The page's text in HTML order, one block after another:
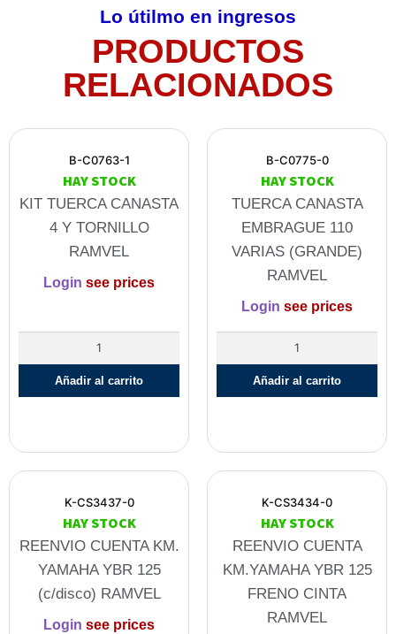
Lo útilmo en ingresos
PRODUCTOS
RELACIONADOS
B-C0763-1
HAY STOCK
KIT TUERCA CANASTA
4 Y TORNILLO
RAMVEL
Login see prices
Añadir al carrito
B-C0775-0
HAY STOCK
TUERCA CANASTA
EMBRAGUE 110
VARIAS (GRANDE)
RAMVEL
Login see prices
Añadir al carrito
K-CS3437-0
HAY STOCK
REENVIO CUENTA KM.
YAMAHA YBR 125
(c/disco) RAMVEL
Login see prices
K-CS3434-0
HAY STOCK
REENVIO CUENTA
KM.YAMAHA YBR 125
FRENO CINTA
RAMVEL